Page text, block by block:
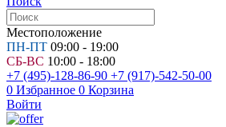
Местоположение
ПН-ПТ 09:00 - 19:00
СБ-ВС 10:00 - 18:00
+7 (495)-128-86-90 +7 (917)-542-50-00
0 Избранное 0 Корзина
Войти